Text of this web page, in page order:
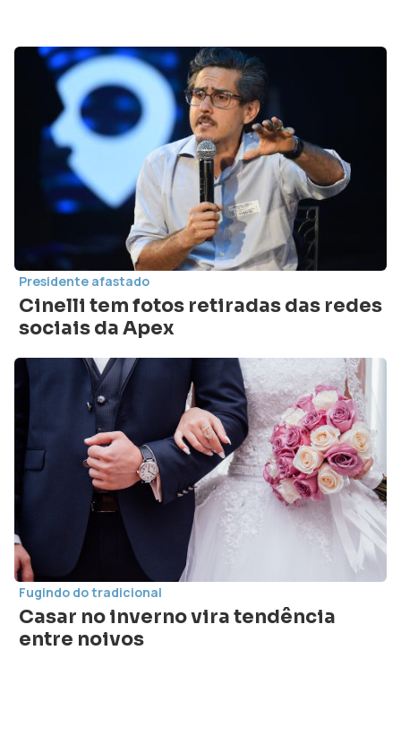
Fugindo do tradicional
Casar no inverno vira tendência
entre noivos
Presidente afastado
Cinelli tem fotos retiradas das redes
sociais da Apex